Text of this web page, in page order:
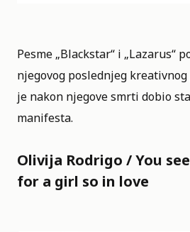
Pesme „Blackstar“ i „Lazarus“
njegovog poslednjeg
je nakon njegove smrti dobio
manifesta.
Olivija Rodrigo / You
for a girl so in love